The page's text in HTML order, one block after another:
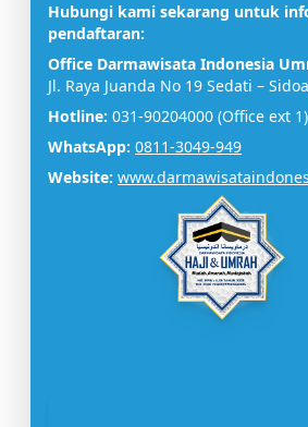
Hubungi kami sekarang untuk
pendaftaran:
Office Darmawisata Indonesia
Jl. Raya Juanda No 19 Sedati –
Hotline: 031-90204000 (Office ext 1)
WhatsApp: 0811-3049-949
Website: